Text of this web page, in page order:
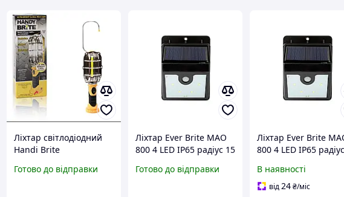
Ліхтар світлодіодний
Handi Brite
Готово до відправки
Ліхтар Ever Brite MAO
800 4 LED IP65 радіус 15
Готово до відправки
Ліхтар Ever Brite
800 4 LED IP65
В наявності
від24₴/міс